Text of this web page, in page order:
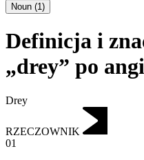
Noun (1)
Definicja i
„drey” po
Drey
RZECZOWNIK
01